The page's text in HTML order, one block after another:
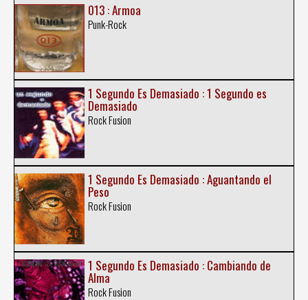
013 : Armoa
Punk-Rock
1 Segundo Es Demasiado : 1 Segundo es
Demasiado
Rock Fusion
1 Segundo Es Demasiado : Aguantando el
Peso
Rock Fusion
1 Segundo Es Demasiado : Cambiando de
Alma
Rock Fusion